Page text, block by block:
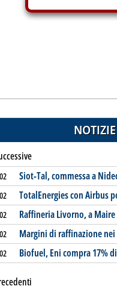
Siot-Tal, commessa a
TotalEnergies con Airbus
Raffineria Livorno, a
Margini di raffinazione
Biofuel, Eni compra 17%